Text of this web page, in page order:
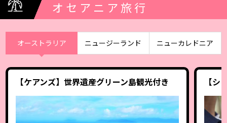
オセアニア旅行
オーストラリア ニュージーランド ニューカレドニア
【ケアンズ】世界遺産グリーン島観光付き 【シ